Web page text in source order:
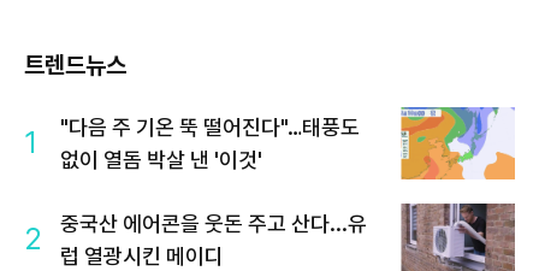
트렌드뉴스
1
"다음 주 기온 뚝 떨어진다"…태풍도
없이 열돔 박살 낸 '이것'
2
중국산 에어콘을 웃돈 주고 산다...유
럽 열광시킨 메이디